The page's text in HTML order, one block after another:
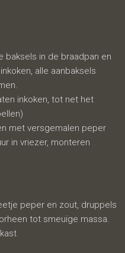
baksels in de braadpan en
alle aanbaksels
inkoken, tot net het
met versgemalen peper
in vriezer, monteren
peper en zout, druppels
tot smeuïge massa.